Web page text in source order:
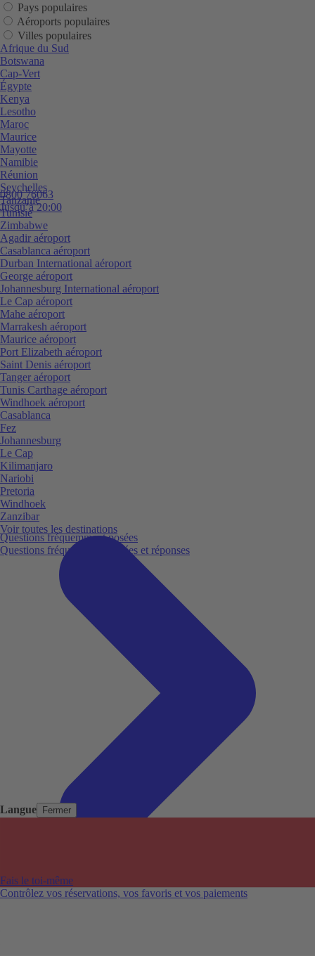
Langue Fermer
0800 76063
Jusqu’à 20:00
Questions fréquemment posées
Questions fréquemment posées et réponses
Fais le toi-même
Contrôlez vos réservations, vos favoris et vos paiements
Pays populaires
Aéroports populaires
Villes populaires
Afrique du Sud
Botswana
Cap-Vert
Égypte
Kenya
Lesotho
Maroc
Maurice
Mayotte
Namibie
Réunion
Seychelles
Tanzanie
Tunisie
Zimbabwe
Agadir aéroport
Casablanca aéroport
Durban International aéroport
George aéroport
Johannesburg International aéroport
Le Cap aéroport
Mahe aéroport
Marrakesh aéroport
Maurice aéroport
Port Elizabeth aéroport
Saint Denis aéroport
Tanger aéroport
Tunis Carthage aéroport
Windhoek aéroport
Casablanca
Fez
Johannesburg
Le Cap
Kilimanjaro
Nariobi
Pretoria
Windhoek
Zanzibar
Voir toutes les destinations
Aéroports populaires
Villes populaires
Australie